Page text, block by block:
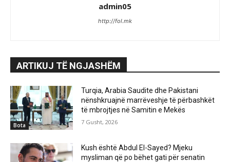
admin05
http://fol.mk
ARTIKUJ TË NGJASHËM
Bota
Turqia, Arabia Saudite dhe Pakistani
nënshkruajnë marrëveshje të përbashkët
të mbrojtjes në Samitin e Mekës
7 Gusht, 2026
Kush është Abdul El-Sayed? Mjeku
mysliman që po bëhet gati për senatin